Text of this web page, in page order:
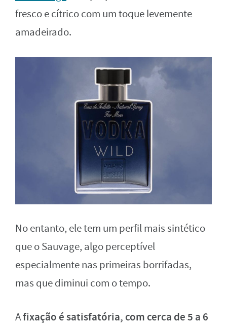
fresco e cítrico com um toque levemente
amadeirado.
No entanto, ele tem um perfil mais sintético
que o Sauvage, algo perceptível
especialmente nas primeiras borrifadas,
mas que diminui com o tempo.
Afixação é satisfatória, com cerca de 5 a 6